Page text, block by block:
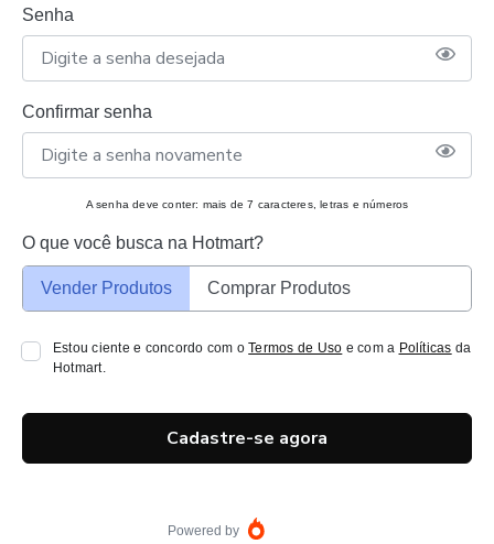
Senha
Confirmar senha
A senha deve conter: mais de 7 caracteres, letras e números
O que você busca na Hotmart?
Vender Produtos Comprar Produtos
Estou ciente e concordo com oTermos de Uso e com a Políticas da
Hotmart.
Cadastre-se agora
Powered by